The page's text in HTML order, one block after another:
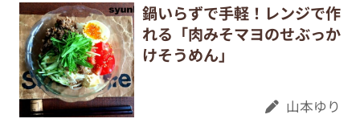
鍋いらずで手軽！レンジで作
れる「肉みそマヨのせぶっか
けそうめん」
山本ゆり